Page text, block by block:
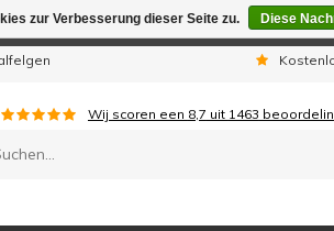
Wij scoren een 8,7 uit 1463
zur Verbesserung dieser Seite zu. Diese
sind wir telefonisch nicht erreichbar.